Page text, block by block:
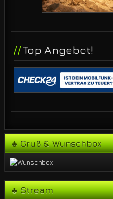
Top Angebot!
♣ Gruß & Wunschbox
♣ Stream